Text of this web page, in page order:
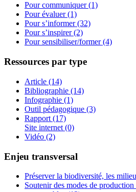
Pour communiquer (1)
Pour évaluer (1)
Pour s’informer (32)
Pour s’inspirer (2)
Pour sensibiliser/former (4)
Ressources par type
Article (14)
Bibliographie (14)
Infographie (1)
Outil pédagogique (3)
Rapport (17)
Site internet (0)
Vidéo (2)
Enjeu transversal
Préserver la biodiversité, les
Soutenir des modes de